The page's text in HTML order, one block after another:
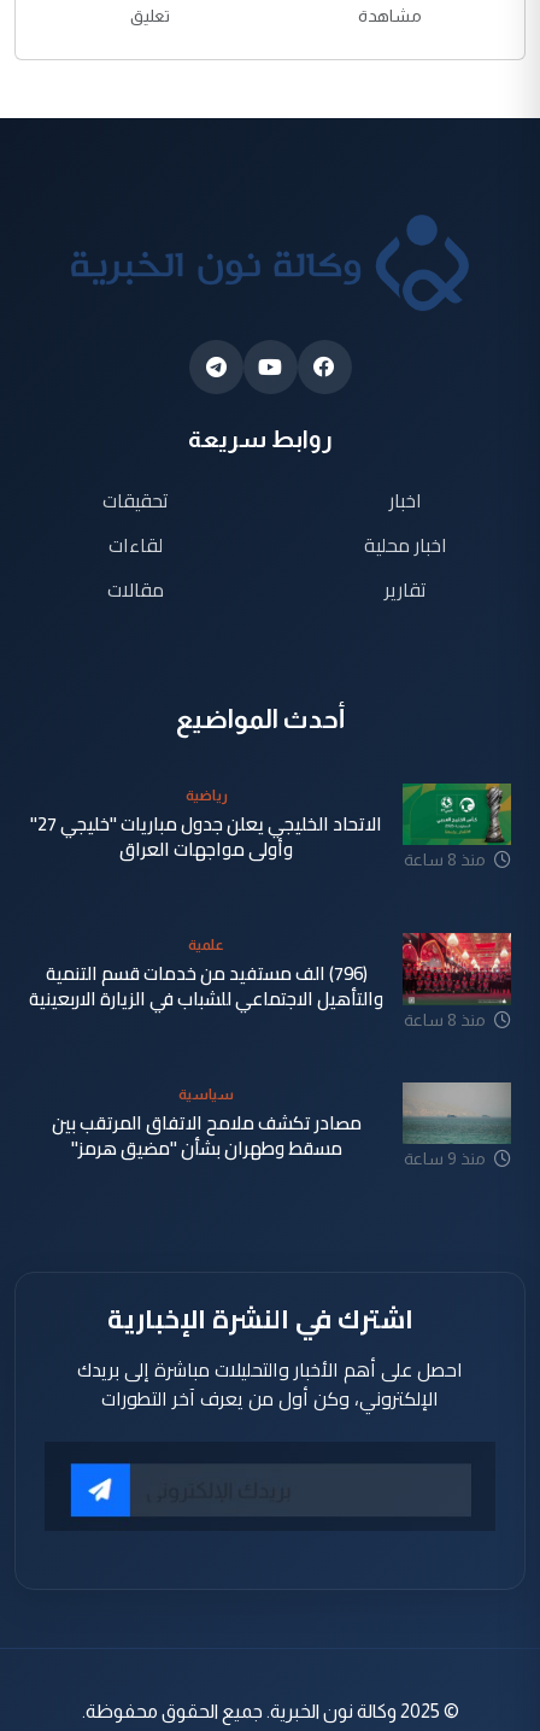
مشاهدة تعليق
روابط سريعة
اخبار
اخبار محلية
تقارير
تحقيقات
لقاءات
مقالات
أحدث المواضيع
منذ 8 ساعة
رياضية
الاتحاد الخليجي يعلن جدول مباريات "خليجي 27"
وأولى مواجهات العراق
منذ 8 ساعة
علمية
(796) الف مستفيد من خدمات قسم التنمية
والتأهيل الاجتماعي للشباب في الزيارة الاربعينية
منذ 9 ساعة
سياسية
مصادر تكشف ملامح الاتفاق المرتقب بين
مسقط وطهران بشأن "مضيق هرمز"
اشترك في النشرة الإخبارية
احصل على أهم الأخبار والتحليلات مباشرة إلى بريدك
الإلكتروني، وكن أول من يعرف آخر التطورات
© 2025 وكالة نون الخبرية. جميع الحقوق محفوظة.